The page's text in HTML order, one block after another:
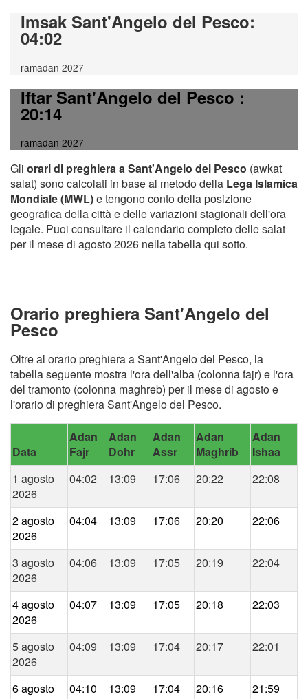
Imsak Sant'Angelo del Pesco:
04:02
ramadan 2027
Iftar Sant'Angelo del Pesco:
20:14
ramadan 2027
Gli orari di preghiera a Sant'Angelo del Pesco (awkat
salat) sono calcolati in base al metodo della Lega Islamica
Mondiale (MWL)e tengono conto della posizione
geografica della città e delle variazioni stagionali dell'ora
legale. Puoi consultare il calendario completo delle salat
per il mese di agosto 2026 nella tabella qui sotto.
Orario preghiera Sant'Angelo del
Pesco
Oltre al orario preghiera a Sant'Angelo del Pesco, la
tabella seguente mostra l'ora dell'alba (colonna fajr) e l'ora
del tramonto (colonna maghreb) per il mese di agosto e
l'orario di preghiera Sant'Angelo del Pesco.
Data
Adan
Fajr
Adan
Dohr
Adan
Assr
Adan
Maghrib
Adan
Ishaa
1 agosto
2026
04:02 13:09 17:06 20:22 22:08
2 agosto
2026
04:04 13:09 17:06 20:20 22:06
3 agosto
2026
04:06 13:09 17:05 20:19 22:04
4 agosto
2026
04:07 13:09 17:05 20:18 22:03
5 agosto
2026
04:09 13:09 17:04 20:17 22:01
6 agosto
04:10 13:09 17:04 20:16 21:59